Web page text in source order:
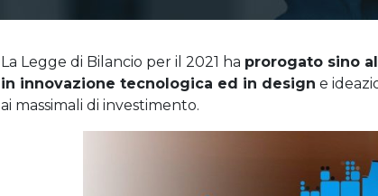
La Legge di Bilancio per il 2021 ha prorogato sino
in innovazione tecnologica ed in design e
ai massimali di investimento.